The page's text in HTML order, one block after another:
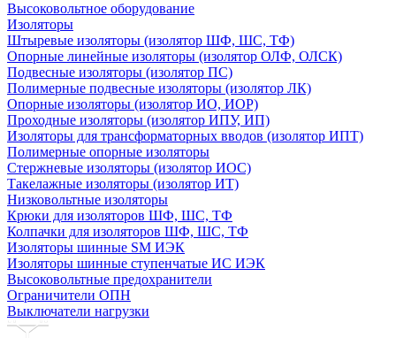
Высоковольтное оборудование
Изоляторы
Штыревые изоляторы (изолятор ШФ, ШС, ТФ)
Опорные линейные изоляторы (изолятор ОЛФ, ОЛСК)
Подвесные изоляторы (изолятор ПС)
Полимерные подвесные изоляторы (изолятор ЛК)
Опорные изоляторы (изолятор ИО, ИОР)
Проходные изоляторы (изолятор ИПУ, ИП)
Изоляторы для трансформаторных вводов (изолятор ИПТ)
Полимерные опорные изоляторы
Стержневые изоляторы (изолятор ИОС)
Такелажные изоляторы (изолятор ИТ)
Низковольтные изоляторы
Крюки для изоляторов ШФ, ШС, ТФ
Колпачки для изоляторов ШФ, ШС, ТФ
Изоляторы шинные SM ИЭК
Изоляторы шинные ступенчатые ИС ИЭК
Высоковольтные предохранители
Ограничители ОПН
Выключатели нагрузки